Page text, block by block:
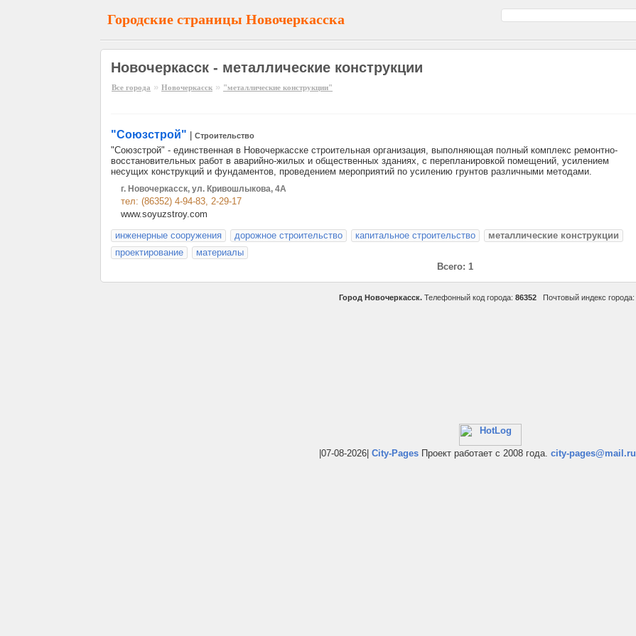
Городские страницы Новочеркасска
Новочеркасск - металлические конструкции
Все города » Новочеркасск » "металлические конструкции"
"Союзстрой" Строительство
"Союзстрой" - единственная в Новочеркасске строительная организация, выполняющая полный комплекс ремонтно-
восстановительных работ в аварийно-жилых и общественных зданиях, с перепланировкой помещений, усилением
несущих конструкций и фундаментов, проведением мероприятий по усилению грунтов различными методами.
г. Новочеркасск, ул. Кривошлыкова, 4А
тел: (86352) 4-94-83, 2-29-17
www.soyuzstroy.com
инженерные сооружения
дорожное строительство капитальное строительство
металлические конструкции
проектирование
материалы
Всего: 1
Город Новочеркасск. Телефонный код города: 86352 Почтовый индекс города:
|07-08-2026| City-Pages Проект работает с 2008 года. city-pages@mail.ru